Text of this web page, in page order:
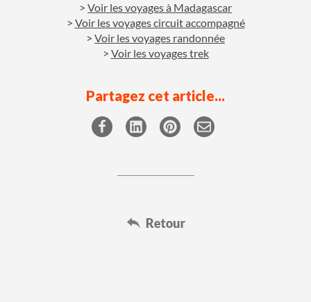
Voir les voyages à Madagascar
Voir les voyages circuit accompagné
Voir les voyages randonnée
Voir les voyages trek
Partagez cet article...